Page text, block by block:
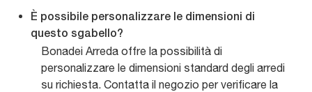
È possibile personalizzare le dimensioni di
questo sgabello?
Bonadei Arreda offre la possibilità di
personalizzare le dimensioni standard degli arredi
su richiesta. Contatta il negozio per verificare la